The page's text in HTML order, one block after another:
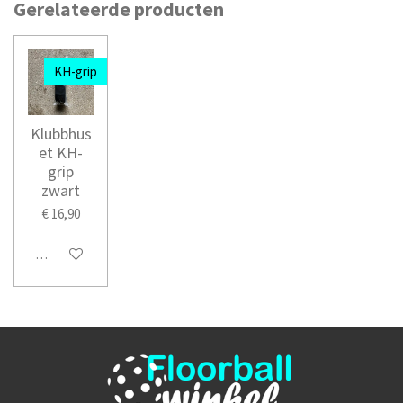
Gerelateerde producten
KH-grip
Klubbhus
et KH-
grip
zwart
€ 16,90
In winkelwagen